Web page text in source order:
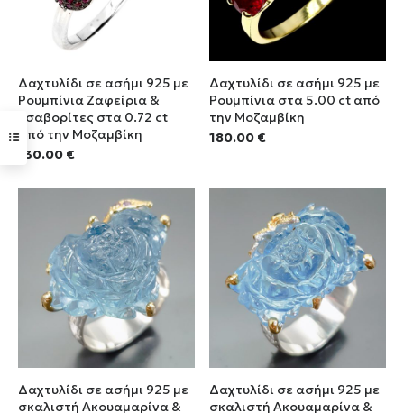
Δαχτυλίδι σε ασήμι 925 με
Ρουμπίνια Ζαφείρια &
Τσαβορίτες στα 0.72 ct
από την Μοζαμβίκη
130.00 €
Δαχτυλίδι σε ασήμι 925 με
Ρουμπίνια στα 5.00 ct από
την Μοζαμβίκη
180.00 €
Δαχτυλίδι σε ασήμι 925 με
σκαλιστή Ακουαμαρίνα &
Δαχτυλίδι σε ασήμι 925 με
σκαλιστή Ακουαμαρίνα &